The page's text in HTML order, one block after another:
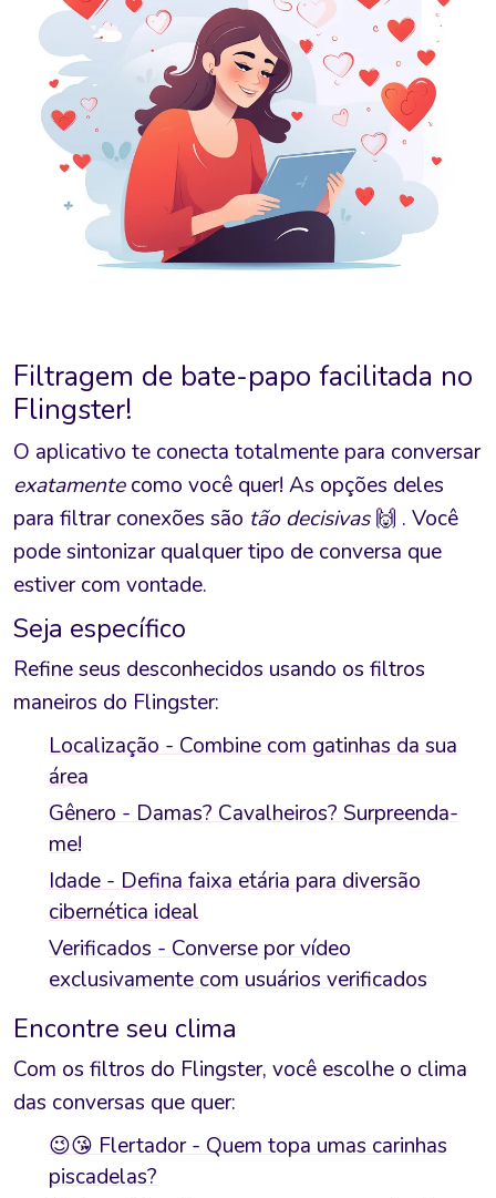
Filtragem de bate-papo facilitada no
Flingster!
O aplicativo te conecta totalmente para conversar
exatamentecomo você quer! As opções deles
para filtrar conexões são tão decisivas🙌 . Você
pode sintonizar qualquer tipo de conversa que
estiver com vontade.
Seja específico
Refine seus desconhecidos usando os filtros
maneiros do Flingster:
Localização - Combine com gatinhas da sua
área
Gênero - Damas? Cavalheiros? Surpreenda-
me!
Idade - Defina faixa etária para diversão
cibernética ideal
Verificados - Converse por vídeo
exclusivamente com usuários verificados
Encontre seu clima
Com os filtros do Flingster, você escolhe o clima
das conversas que quer:
😉😘 Flertador - Quem topa umas carinhas
piscadelas?